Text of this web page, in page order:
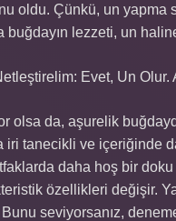
oldu. Çünkü, un
buğdayın lezzeti, un
Evet, Un
olsa da, aşurelik
tanecikli ve içeriğinde
daha hoş bir
özellikleri değişir.
seviyorsanız,